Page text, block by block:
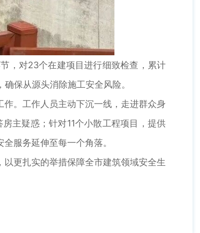
，对23个在建项目进行细致检查，累计
保从源头消除施工安全风险。
。工作人员主动下沉一线，走进群众身
主疑惑；针对11个小散工程项目，提供
服务延伸至每一个角落。
更扎实的举措保障全市建筑领域安全生